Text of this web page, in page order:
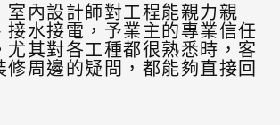
室內設計師對工程能親力親
接水接電，予業主的專業信任
尤其對各工種都很熟悉時，客
修周邊的疑問，都能夠直接回